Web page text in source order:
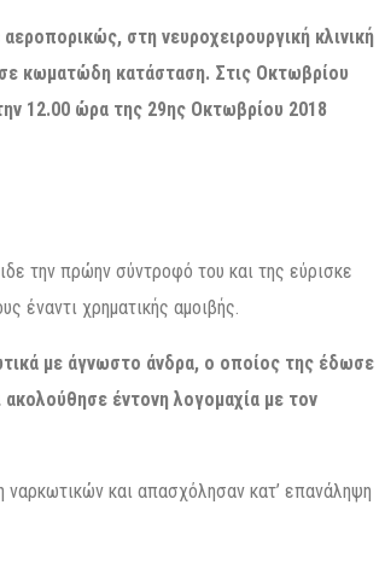
στη νευροχειρουργική κλινική
κωματώδη κατάσταση. Στις Οκτωβρίου
12.00 ώρα της 29ης Οκτωβρίου 2018
την πρώην σύντροφό του και της εύρισκε
έναντι χρηματικής αμοιβής.
με άγνωστο άνδρα, ο οποίος της έδωσε
έντονη λογομαχία με τον
και απασχόλησαν κατ’ επανάληψη